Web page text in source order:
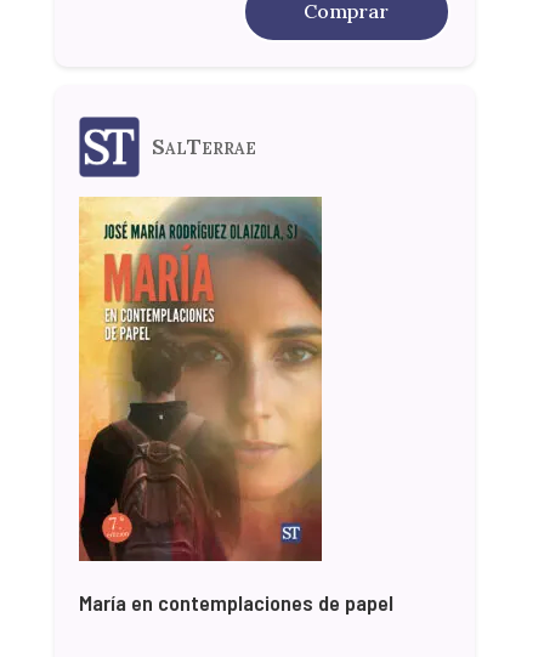
Comprar
SalTerrae
María en contemplaciones de papel